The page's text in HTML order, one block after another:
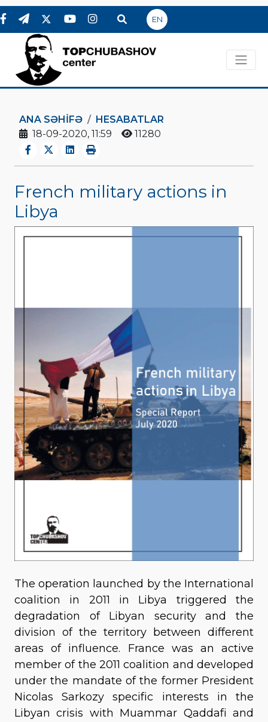
EN
ANA SƏHIFƏ
HESABATLAR
18-09-2020, 11:59
11280
French military actions in
Libya
The operation launched by the International
coalition in 2011 in Libya triggered the
degradation of Libyan security and the
division of the territory between different
areas of influence. France was an active
member of the 2011 coalition and developed
under the mandate of the former President
Nicolas Sarkozy specific interests in the
Libyan crisis with Muammar Qaddafi and